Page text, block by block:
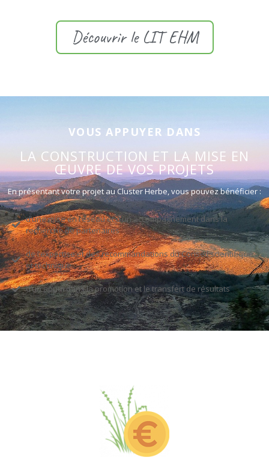
Découvrir le LIT EHM
VOUS APPUYER DANS
LA CONSTRUCTION ET LA MISE EN
ŒUVRE DE VOS PROJETS
En présentant votre projet au Cluster Herbe, vous pouvez bénéficier :
d’une mise en réseau et d’un accompagnement dans la
recherche de partenaires
de l’expertise et des recommandations du Conseil scientifique
et technique
d’un appui dans la promotion et le transfert de résultats